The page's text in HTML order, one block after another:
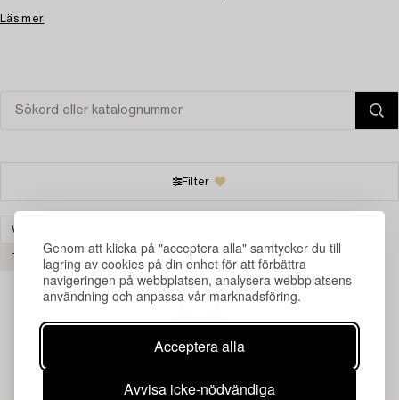
Genom att klicka på "acceptera alla" samtycker du till
lagring av cookies på din enhet för att förbättra
navigeringen på webbplatsen, analysera webbplatsens
användning och anpassa vår marknadsföring.
Acceptera alla
Avvisa icke-nödvändiga
Läs mer
Filter
VINTAGE & FASHION
RENSA ALLA
Din sökning gav ingen träff just nu.